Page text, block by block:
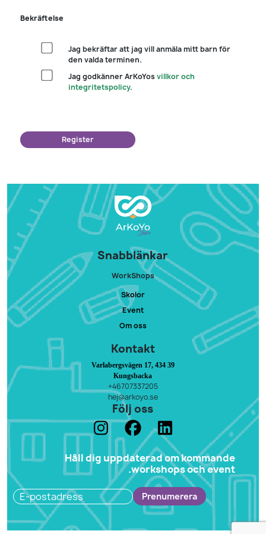
Bekräftelse
Jag bekräftar att jag vill anmäla mitt barn för
den valda terminen.
Jag godkänner ArKoYosvillkor och
integritetspolicy.
Register
Snabblänkar
WorkShops
Skolor
Event
Om oss
Kontakt
Varlabergsvägen 17, 434 39
Kungsbacka
+46707337205
hej@arkoyo.se
Följ oss
Håll dig uppdaterad om kommande
workshops och event.
Prenumerera